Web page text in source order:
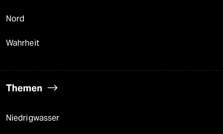
Nord
Wahrheit
Themen
Niedrigwasser